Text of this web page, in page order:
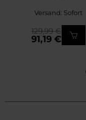
Versand: Sofort
91,19 €
129,99 €